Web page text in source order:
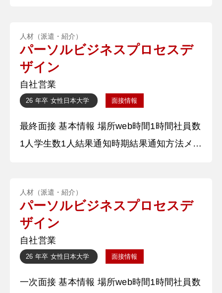
当を務めたことから学んだことを○○の際に
実践できたことでより○○についての関心と
興味が深まりました。○○部のマネージャー
の活動の中では、選手に求められていること
を正確にこなしていくために、選手一
人材（派遣・紹介）
パーソルビジネスプロセスデ
ザイン
自社営業
26 年卒 女性 日本大学 面接情報
最終面接 基本情報 場所web時間1時間社員数
1人学生数1人結果通知時期結果通知方法メー
も、お客様目線で考えることを第一とし、多
くのお客様に感謝された経験があります。
【深掘質問】 アルバイトでクレーム対応は
行ったのですか。 【深堀質問回答】 飲食店
でのアルバ
人材（派遣・紹介）
パーソルビジネスプロセスデ
ザイン
自社営業
26 年卒 女性 日本大学 面接情報
一次面接 基本情報 場所web時間1時間社員数